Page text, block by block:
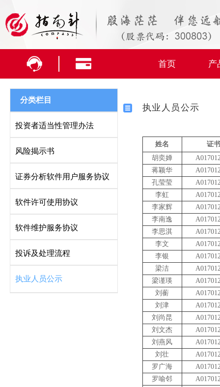
首页 产
分类栏目
投资者适当性管理办法
风险揭示书
证券分析软件用户服务协议
软件许可使用协议
软件维护服务协议
投诉及处理流程
执业人员公示
执业人员公示
姓名
证
胡奕婵
蒋颖华
孔莹莹
李虹
李家辉
李南逸
李思淇
李文
李银
梁洁
梁谨瑛
刘蘅
刘津
刘尚昆
刘文杰
刘燕风
刘壮
罗广海
罗喻邻